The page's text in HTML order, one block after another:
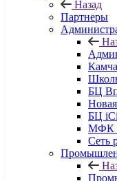
Назад
Партнеры
БЦ
БЦ
МФК
Сеть